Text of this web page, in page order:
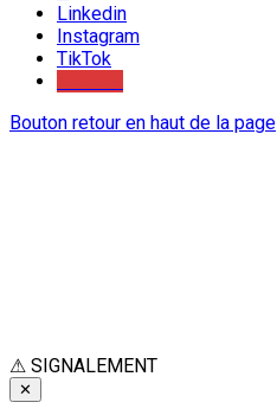
Linkedin
Instagram
TikTok
Bouton retour en haut de la page
⚠ SIGNALEMENT
✕